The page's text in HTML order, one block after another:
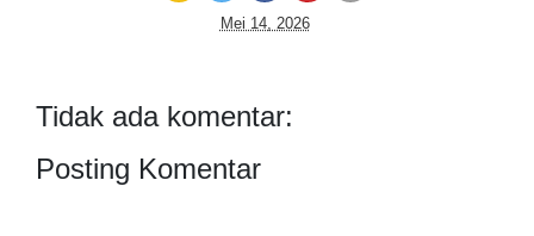
Mei 14, 2026
Tidak ada komentar:
Posting Komentar